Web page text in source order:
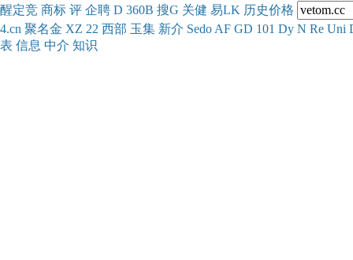
醒定竞 商标 评 企聘 D 360B 搜G 关健 易LK 历史价格
4.cn 聚名金 XZ 22 西部 玉集 新介 Sedo AF GD 101 Dy N Re Uni
表 信息 中介 知识